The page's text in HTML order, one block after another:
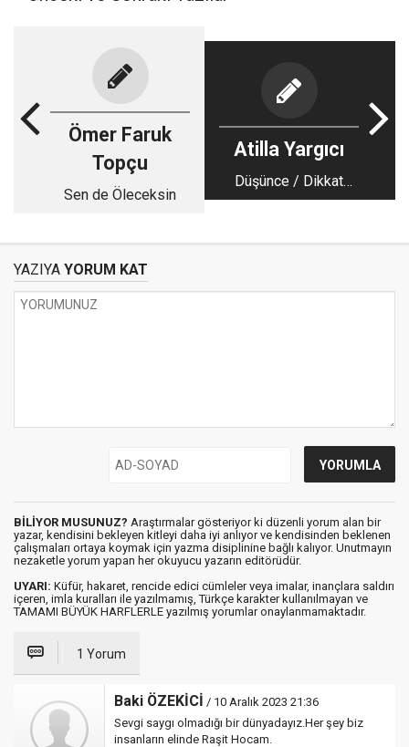
Ömer Faruk
Topçu
Sen de Öleceksin
Atilla Yargıcı
Düşünce / Dikkat
Odağını Değiştirmek
YAZIYA YORUM KAT
BİLİYOR MUSUNUZ? Araştırmalar gösteriyor ki düzenli yorum alan bir
yazar, kendisini bekleyen kitleyi daha iyi anlıyor ve kendisinden beklenen
çalışmaları ortaya koymak için yazma disiplinine bağlı kalıyor. Unutmayın
nezaketle yorum yapan her okuyucu yazarın editörüdür.
UYARI: Küfür, hakaret, rencide edici cümleler veya imalar, inançlara saldırı
içeren, imla kuralları ile yazılmamış, Türkçe karakter kullanılmayan ve
TAMAMI BÜYÜK HARFLERLE yazılmış yorumlar onaylanmamaktadır.
1 Yorum
Baki ÖZEKİCİ / 10 Aralık 2023 21:36
Sevgi saygı olmadığı bir dünyadayız.Her şey biz
insanların elinde Raşit Hocam.